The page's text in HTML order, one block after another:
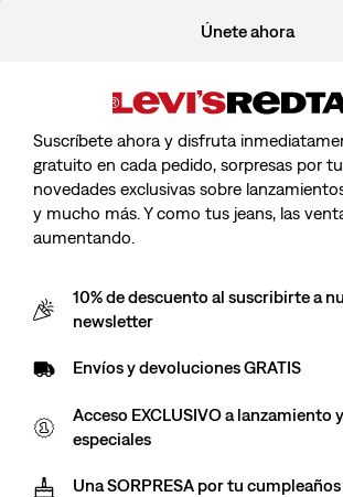
Únete ahora
Suscríbete ahora y disfruta
gratuito en cada pedido, sorpresas por
novedades exclusivas sobre
y mucho más. Y como tus jeans, las
aumentando.
10% de descuento al suscribirte a
newsletter
Envíos y devoluciones GRATIS
Acceso EXCLUSIVO a lanzamiento
especiales
Una SORPRESA por tu